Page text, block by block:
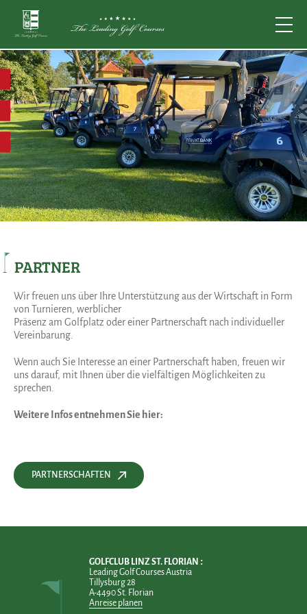
PARTNER
Wir freuen uns über Ihre Unterstützung aus der Wirtschaft in Form
von Turnieren, werblicher
Präsenz am Golfplatz oder einer Partnerschaft nach individueller
Vereinbarung.
Wenn auch Sie Interesse an einer Partnerschaft haben, freuen wir
uns darauf, mit Ihnen über die vielfältigen Möglichkeiten zu
sprechen.
Weitere Infos entnehmen Sie hier:
PARTNERSCHAFTEN
GOLFCLUB LINZ ST. FLORIAN
Leading Golf Courses Austria
Tillysburg 28
A-4490 St. Florian
Anreise planen